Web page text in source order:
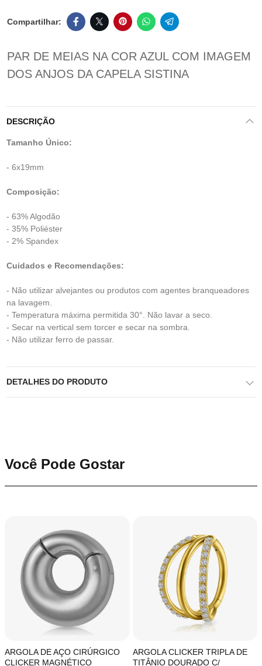
PAR DE MEIAS NA COR AZUL COM IMAGEM
DOS ANJOS DA CAPELA SISTINA
DESCRIÇÃO
Tamanho Único:
- 6x19mm
Composição:
- 63% Algodão
- 35% Poliéster
- 2% Spandex
Cuidados e Recomendações:
- Não utilizar alvejantes ou produtos com agentes branqueadores
na lavagem.
- Temperatura máxima permitida 30°. Não lavar a seco.
- Secar na vertical sem torcer e secar na sombra.
- Não utilizar ferro de passar.
DETALHES DO PRODUTO
Você Pode Gostar
ARGOLA DE AÇO CIRÚRGICO
CLICKER MAGNÉTICO
ARGOLA CLICKER TRIPLA DE
TITÂNIO DOURADO C/